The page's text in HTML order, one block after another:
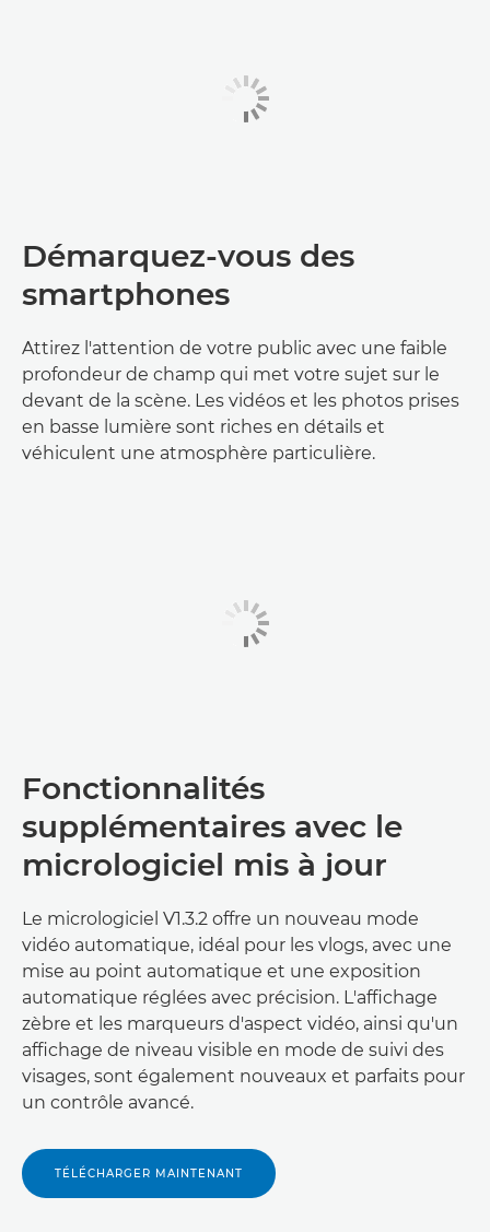
Démarquez-vous des
smartphones
Attirez l'attention de votre public avec une faible
profondeur de champ qui met votre sujet sur le
devant de la scène. Les vidéos et les photos prises
en basse lumière sont riches en détails et
véhiculent une atmosphère particulière.
Fonctionnalités
supplémentaires avec le
micrologiciel mis à jour
Le micrologiciel V1.3.2 offre un nouveau mode
vidéo automatique, idéal pour les vlogs, avec une
mise au point automatique et une exposition
automatique réglées avec précision. L'affichage
zèbre et les marqueurs d'aspect vidéo, ainsi qu'un
affichage de niveau visible en mode de suivi des
visages, sont également nouveaux et parfaits pour
un contrôle avancé.
TÉLÉCHARGER MAINTENANT